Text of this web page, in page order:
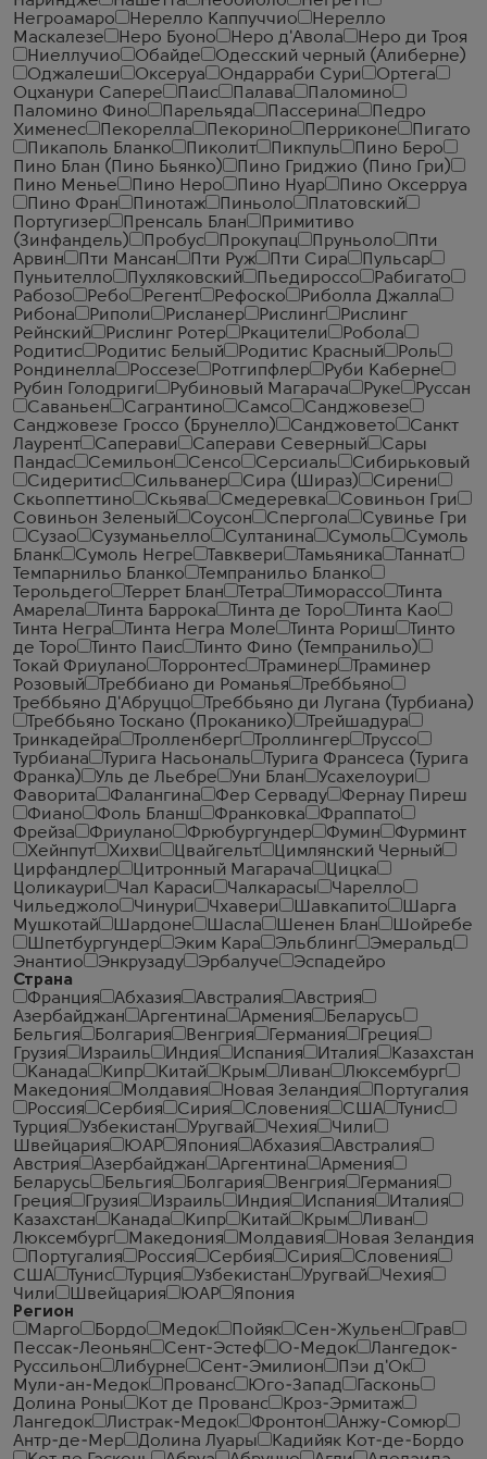
Негроамаро
Нерелло Каппуччио
Нерелло
Маскалезе
Неро Буоно Неро д'Авола
Неро ди Троя
Ниеллучио
Обайде
Одесский черный (Алиберне)
Оджалеши
Оксеруа Ондарраби Сури
Ортега
Оцханури Сапере
Паис Палава
Паломино
Паломино Фино
Парельяда Пассерина
Педро
Хименес
Пекорелла Пекорино Перриконе
Пигато
Пикаполь Бланко
Пиколит Пикпуль
Пино Беро
Пино Блан (Пино Бьянко)
Пино Гриджио (Пино Гри)
Пино Менье
Пино Неро Пино Нуар
Пино Оксерруа
Пино Фран
Пинотаж Пиньоло
Платовский
Португизер
Пренсаль Блан
Примитиво
(Зинфандель)
Пробус Прокупац Пруньоло
Пти
Арвин
Пти Мансан Пти Руж Пти Сира
Пульсар
Пуньителло
Пухляковский Пьедироссо
Рабигато
Рабозо
Ребо Регент Рефоско
Риболла Джалла
Рибона
Риполи Рисланер Рислинг
Рислинг
Рейнский
Рислинг Ротер Ркацители
Робола
Родитис
Родитис Белый Родитис Красный
Роль
Рондинелла
Россезе Ротгипфлер
Руби Каберне
Рубин Голодриги
Рубиновый Магарача Руке
Руссан
Саваньен
Сагрантино Самсо
Санджовезе
Санджовезе Гроссо (Брунелло)
Санджовето
Санкт
Лаурент
Саперави Саперави Северный
Сары
Пандас
Семильон Сенсо Серсиаль
Сибирьковый
Сидеритис
Сильванер Сира (Шираз)
Сирени
Скьоппеттино
Скьява Смедеревка
Совиньон Гри
Совиньон Зеленый
Соусон Спергола
Сувинье Гри
Сузао
Сузуманьелло Султанина Сумоль
Сумоль
Бланк
Сумоль Негре Тавквери Тамьяника
Таннат
Темпарнильо Бланко
Темпранильо Бланко
Терольдего
Террет Блан Тетра Тиморассо
Тинта
Амарела
Тинта Баррока Тинта де Торо
Тинта Као
Тинта Негра
Тинта Негра Моле Тинта Рориш
Тинто
де Торо
Тинто Паис
Тинто Фино (Темпранильо)
Токай Фриулано
Торронтес Траминер
Траминер
Розовый
Треббиано ди Романья
Треббьяно
Треббьяно Д'Абруццо
Треббьяно ди Лугана (Турбиана)
Треббьяно Тоскано (Проканико)
Трейшадура
Тринкадейра
Тролленберг Троллингер
Труссо
Турбиана
Турига Насьональ
Турига Франсеса (Турига
Франка)
Уль де Льебре Уни Блан
Усахелоури
Фаворита
Фалангина Фер Серваду
Фернау Пиреш
Фиано
Фоль Бланш Франковка
Фраппато
Фрейза
Фриулано Фрюбургундер Фумин
Фурминт
Хейнпут
Хихви Цвайгельт
Цимлянский Черный
Цирфандлер
Цитронный Магарача
Цицка
Цоликаури
Чал Караси Чалкарасы
Чарелло
Чильеджоло
Чинури Чхавери Шавкапито
Шарга
Мушкотай
Шардоне Шасла Шенен Блан
Шойребе
Шпетбургундер
Эким Кара Эльблинг
Эмеральд
Энантио
Энкрузаду Эрбалуче
Эспадейро
Страна
Франция
Абхазия Австралия
Австрия
Азербайджан
Аргентина Армения
Беларусь
Бельгия
Болгария Венгрия Германия
Греция
Грузия
Израиль Индия Испания Италия
Казахстан
Канада
Кипр Китай Крым Ливан
Люксембург
Македония
Молдавия Новая Зеландия
Португалия
Россия
Сербия Сирия Словения США
Тунис
Турция
Узбекистан Уругвай Чехия
Чили
Швейцария
ЮАР Япония Абхазия
Австралия
Австрия
Азербайджан Аргентина
Армения
Беларусь
Бельгия Болгария Венгрия
Германия
Греция
Грузия Израиль Индия Испания
Италия
Казахстан
Канада Кипр Китай Крым
Ливан
Люксембург
Македония Молдавия
Новая Зеландия
Португалия
Россия Сербия Сирия
Словения
США
Тунис Турция Узбекистан Уругвай
Чехия
Чили
Швейцария ЮАР
Япония
Регион
Марго
Бордо Медок Пойяк Сен-Жульен
Грав
Пессак-Леоньян
Сент-Эстеф О-Медок
Лангедок-
Руссильон
Либурне Сент-Эмилион
Пэи д'Ок
Мули-ан-Медок
Прованс Юго-Запад
Гасконь
Долина Роны
Кот де Прованс
Кроз-Эрмитаж
Лангедок
Листрак-Медок Фронтон
Анжу-Сомюр
Антр-де-Мер
Долина Луары
Кадийяк Кот-де-Бордо